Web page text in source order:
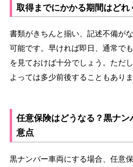
取得までにかかる期間はどれ
書類がきちんと揃い、記述不備が
可能です。早ければ即日、通常で
を見ておけば十分でしょう。ただ
よっては多少前後することもありま
任意保険はどうなる？黒ナン
意点
黒ナンバー車両にする場合、任意